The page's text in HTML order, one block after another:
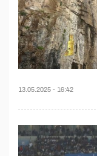
13.05.2025 - 16:42